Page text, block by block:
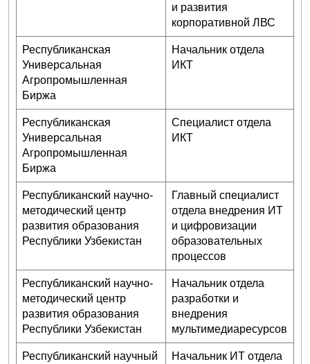
и развития
корпоративной ЛВС
Республиканская
Универсальная
Агропромышленная
Биржа
Начальник отдела
ИКТ
Республиканская
Универсальная
Агропромышленная
Биржа
Специалист отдела
ИКТ
Республиканский научно-
методический центр
развития образования
Республики Узбекистан
Главный специалист
отдела внедрения ИТ
и цифровизации
образовательных
процессов
Республиканский научно-
методический центр
развития образования
Республики Узбекистан
Начальник отдела
разработки и
внедрения
мультимедиаресурсов
Республиканский научный
Начальник ИТ отдела